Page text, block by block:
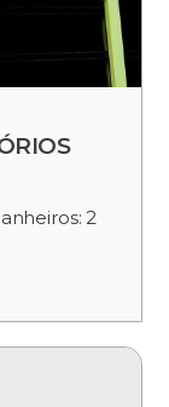
2